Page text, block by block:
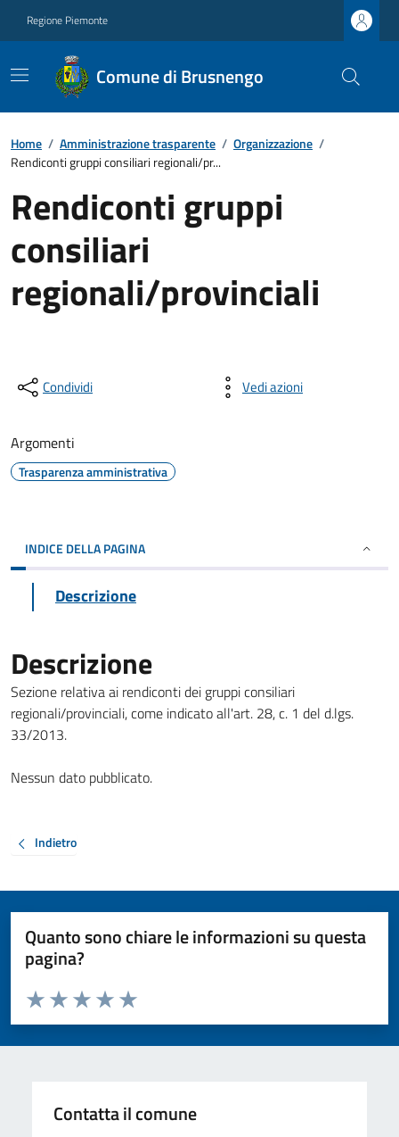
Regione Piemonte
Comune di Brusnengo
Home / Amministrazione trasparente / Organizzazione /
Rendiconti gruppi consiliari regionali/pr...
Rendiconti gruppi
consiliari
regionali/provinciali
Condividi Vedi azioni
Argomenti
Trasparenza amministrativa
INDICE DELLA PAGINA
Descrizione
Descrizione
Sezione relativa ai rendiconti dei gruppi consiliari
regionali/provinciali, come indicato all'art. 28, c. 1 del d.lgs.
33/2013.
Nessun dato pubblicato.
Indietro
Quanto sono chiare le informazioni su questa
pagina?
Valuta da 1 a 5 stelle la pagina
Valuta 5 stelle su 5
Valuta 4 stelle su 5
Valuta 3 stelle su 5
Valuta 2 stelle su 5
Valuta 1 stelle su 5
Contatta il comune